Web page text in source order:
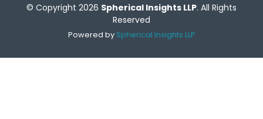
© Copyright 2026 Spherical Insights LLP. All Rights
Reserved
Powered by Spherical Insights LLP